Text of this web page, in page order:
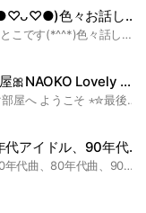
々お話ししませんか？
中森明菜ちゃん大好きな人が集まるとこです(*^^*)色々話しいっぱいしたいです(´∀｀*)アイコン明菜ちゃんにして下さい(*^^*)荒らし❌です
河合奈保子Smiley·͜·♡トーク部屋‪🎀NAOKO Lovely Girl🎀
ꫛꫀꪝ✧ 河合奈保子‪Smiley·͜·♡トーク部屋へ ようこそ ⋆✮最後まで紹介文を読んでくださいネ✮⋆ 1980年 神聖のごとくアイドル歌手デビューした 河合奈保子ちゃんのお部屋です❣️ 世代を超え奈保子ちゃんを 応援し復活を夢みて一緒に待ちませんか？ みんなで楽しい時間を過ごしましょう♥️ 是非ご参加くださいね。 ‪✿ 各ルームの紹介‪ ✿ 🐤メインルーム🐦 ✿河合奈保子Smiley·͜·♡トーク部屋✿ 写真・YouTubeを観てのトークが中心。 当時の奈保子ちゃんの活躍を 懐かしく思い出しながら メンバーと一緒にタイムスリップしましょう❤️ 🐦サブルーム A🐤 ✿アイドルCM✿ 懐かしのアイドルCM YouTube 🐤サブルーム B🐦 ‪✿グラビアNAOKO✿ 河合奈保子ちゃんの グラビア写真・YouTubeアップ❤ 🐦サブルーム C🐤 ✿アイドル・ミュージシャン‪✿ 昭和・平成・令和の歌手の 誕生日に合わせてYouTubeアップ みんなでトークも楽しみましょう❤ 🐤姉妹グループ🐦検索してネ↓↓ ✿可愛いスタンプ部屋✿ ︎✿Prettyスタンプ部屋︎✿ スタンプルームも運営しています🩷 LINEスタンプでみんなで会話をしましょう❣️ ーお詫びー 河合奈保子lovelyトーク部屋は 10月31日に閉鎖しました。 ご迷惑をお掛けしましたこと申し訳ございません。 lovelyトーク部屋にいらした メンバーさん是非、申請してください。 新たな気持ちで1から始めますので よろしくお願いします🐤 #河合奈保子ファン #河合奈保子ファンの集い #80年代アイドル #映画・すずめの戸締り・ルパン三世・けんかをやめて・新海誠監督 #昭和アイドル・ミュージック・歌手・アーチスト・芸能人#グラビア・グラドル・再会の夏#楽器・マンドリン・ピアノ・管楽器・作詞作曲#歌謡曲・紅白歌合戦・夜ヒット・ザ・ベスト・トップテン・カラオ#河合奈保子・松田聖子・柏原芳恵・菊池桃子・中森明菜・松本伊代・薬師丸ひろ子・早見 優・中山美穂・斉藤由貴・南野陽子・本田美奈子・岡田有希子・酒井法子・工藤静香・ZARD・坂井泉水・おニャン子クラブ・吉幾三・西城秀樹・沢田研二・郷ひろみ・竹内まりや・嘉門達夫・田原俊彦・近藤真彦・野村義男・チェッカーズ・藤井フミヤ・宇多田ヒカル・ドリフ
昭和平成ポップスの広場！80年代アイドル、90年代アイドル、芸能人、バンドが好きな人の輪！洋楽OK
昭和平成初期にタイムトリップ。 70年代曲、80年代曲、90年代曲、2000年代曲、アイドル、 芸能人、バンド、歌手、歌謡曲が好きな人の輪 。 エンタメ、雑談など。 洋楽もOK エンタメ、ライブ、音楽番組、ドラマ、芸能の雑談などを楽しくトーク！ ●歌手や曲、芸能人、アイドル、番組、当時流行もの、昭和平成の話から現代のテレビ、思い出、カラオケ、ドラマ、映画、音楽機器、レコード、CD.コンサート、ライブ、エンタメ、芸能、バラエティー、お笑い番組、芸人、スポーツなどなども幅広く 話題で盛り上がりましょう。 その他、世間話トークオッケイ。オススメのもの、料理の出来映え、ペット自慢 、メンバー同士アットホーム、フレンドリーがモットー ⭕️まずはノート機能に必ず自己紹介を！ 邦楽、フォーク、洋楽、ディスコミュージック、歌謡曲、J-POP 🌑おニャン子クラブ、中森明菜、松田聖子、キャンディーズ、河合奈保子、少年隊、男闘呼組、ドリカム、サザンオールスターズ、モーニング娘、ハロプロ、浜田省吾、SMAP、ミスチル、氷室京介、山口百恵、酒井法子、あいみょん、AKB48、GLAY、とんねるず、 男闘呼組、嵐、キンキキッズ、柏原芳恵、チェッカーズ、倖田來未、小泉今日子、シブがき隊、舘ひろし、中村雅俊、森高千里、渡辺満里奈、欧陽菲菲、浜田省吾、安全地帯、井上陽水、近藤真彦、田原俊彦、スピッツ、スピード、中島美嘉、キロロ、アイコ、大塚愛、槇原敬之、長渕剛、石川さゆり、BOOWY、今井美樹、菊池桃子、斉藤由貴、大黒摩季、プリプリ、、井上陽水、桑田佳祐、高橋真梨子、竹内まりや、Perfume、福山雅治、松任谷由実、中島みゆき、渡辺満里奈、渡辺美奈代、米津玄師、パフィー、純烈、レベッカ、Every Little Thing、木村拓哉、ザザンオールスターズ、森尾由美、シブがき隊、松本隆、B'z、今井美樹、吉田美和、SPEED、安室奈美恵、レコード チェッカーズ、ミスチル、サザン、中森明菜、安全地帯、杉山清貴＆オメガトライブ、中島みゆき、福山雅治、尾崎豊、中山美穂、中森明菜、松田聖子、南野陽子、BUCK-TICK、BOOWY、LUNA竹内まりや、堀内孝雄、ZARD、演歌、クラシック、オーケストラ、80s～90sユーロビート、トランス、プログレッシブハウス、ダンス、ディスコ、邦楽レコード